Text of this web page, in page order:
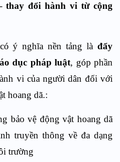
thay đổi hành vi từ cộng
ý nghĩa nền tảng là đẩy
dục pháp luật, góp phần
vi của người dân đối với
hoang dã.:
bảo vệ động vật hoang dã
truyền thông về đa dạng
trường